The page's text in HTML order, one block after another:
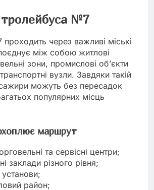
№7
через важливі міські
поєднує між собою житлові
зони, промислові об’єкти
вузли. Завдяки такій
можуть без пересадок
популярних місць
маршрут
та сервісні центри;
заклади різного рівня;
район;